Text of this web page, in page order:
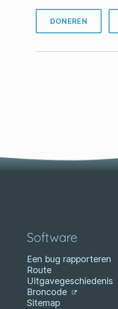
DONEREN
Software
Een bug rapporteren
Route
Uitgavegeschiedenis
Broncode
Sitemap